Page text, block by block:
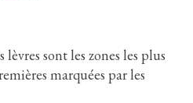
sont les zones les plus
marquées par les